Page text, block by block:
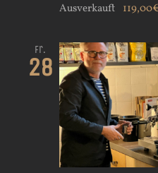
Ausverkauft
Fr.
28